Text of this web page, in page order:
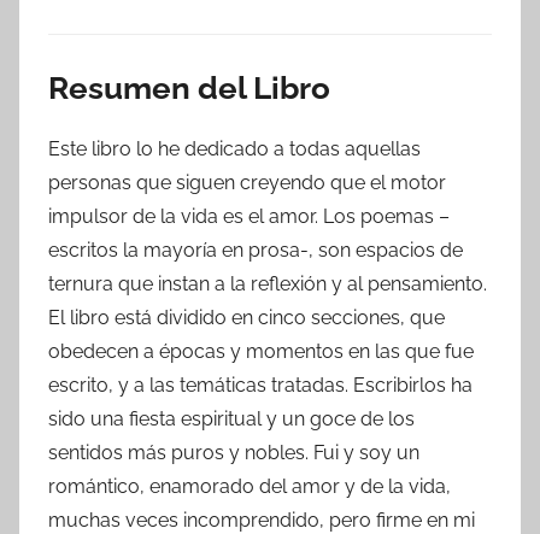
Resumen del Libro
Este libro lo he dedicado a todas aquellas
personas que siguen creyendo que el motor
impulsor de la vida es el amor. Los poemas –
escritos la mayoría en prosa-, son espacios de
ternura que instan a la reflexión y al pensamiento.
El libro está dividido en cinco secciones, que
obedecen a épocas y momentos en las que fue
escrito, y a las temáticas tratadas. Escribirlos ha
sido una fiesta espiritual y un goce de los
sentidos más puros y nobles. Fui y soy un
romántico, enamorado del amor y de la vida,
muchas veces incomprendido, pero firme en mi